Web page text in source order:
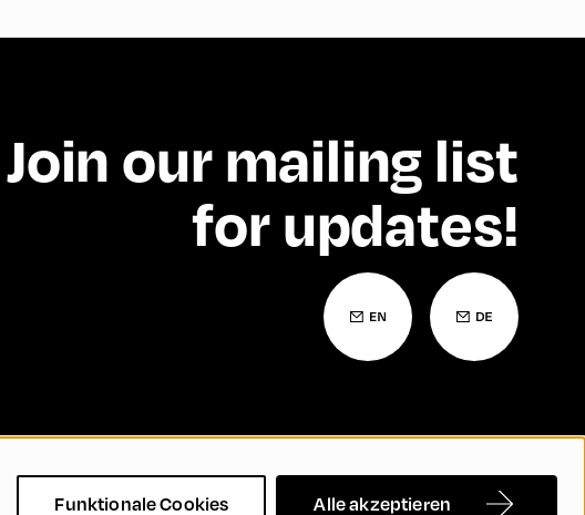
Join our mailing list
for updates!
FAQs
Funktionale Cookies Alle akzeptieren